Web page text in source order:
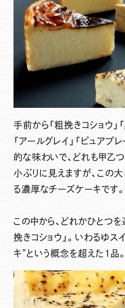
手前から「粗挽きコショウ」
「アールグレイ」「ピュアプ
的な味わいで、どれも甲乙
小ぶりに見えますが、この
る濃厚なチーズケーキです。
この中から、 どれかひとつを
挽きコショウ」。いわるゆス
キ”という概念を超えた1品。